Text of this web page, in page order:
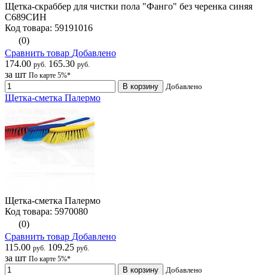
Щетка-скраббер для чистки пола "Фанго" без черенка синяя
С689СИН
Код товара: 59191016
(0)
Сравнить товар Добавлено
174.00 руб. 165.30 руб.
за шт По карте 5%*
В корзину Добавлено
Щетка-сметка Палермо
Щетка-сметка Палермо
Код товара: 5970080
(0)
Сравнить товар Добавлено
115.00 руб. 109.25 руб.
за шт По карте 5%*
В корзину Добавлено